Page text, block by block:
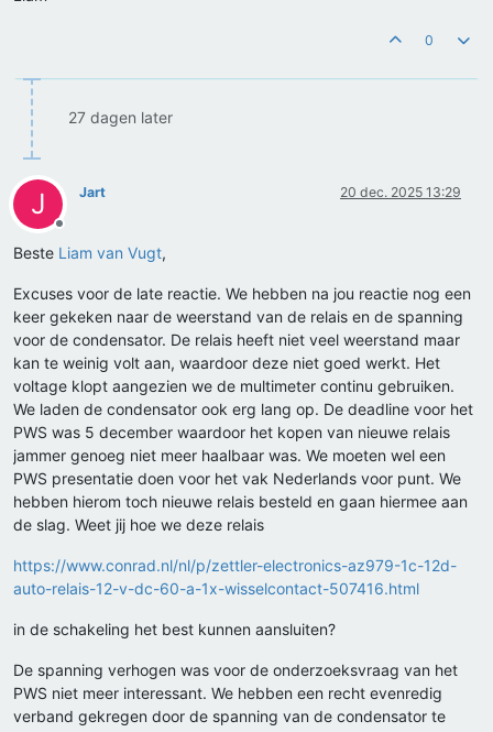
0
27 dagen later
J
Offline
Jart 20 dec. 2025 13:29
Beste Liam van Vugt,
Excuses voor de late reactie. We hebben na jou reactie nog een
keer gekeken naar de weerstand van de relais en de spanning
voor de condensator. De relais heeft niet veel weerstand maar
kan te weinig volt aan, waardoor deze niet goed werkt. Het
voltage klopt aangezien we de multimeter continu gebruiken.
We laden de condensator ook erg lang op. De deadline voor het
PWS was 5 december waardoor het kopen van nieuwe relais
jammer genoeg niet meer haalbaar was. We moeten wel een
PWS presentatie doen voor het vak Nederlands voor punt. We
hebben hierom toch nieuwe relais besteld en gaan hiermee aan
de slag. Weet jij hoe we deze relais
https://www.conrad.nl/nl/p/zettler-electronics-az979-1c-12d-
auto-relais-12-v-dc-60-a-1x-wisselcontact-507416.html
in de schakeling het best kunnen aansluiten?
De spanning verhogen was voor de onderzoeksvraag van het
PWS niet meer interessant. We hebben een recht evenredig
verband gekregen door de spanning van de condensator te